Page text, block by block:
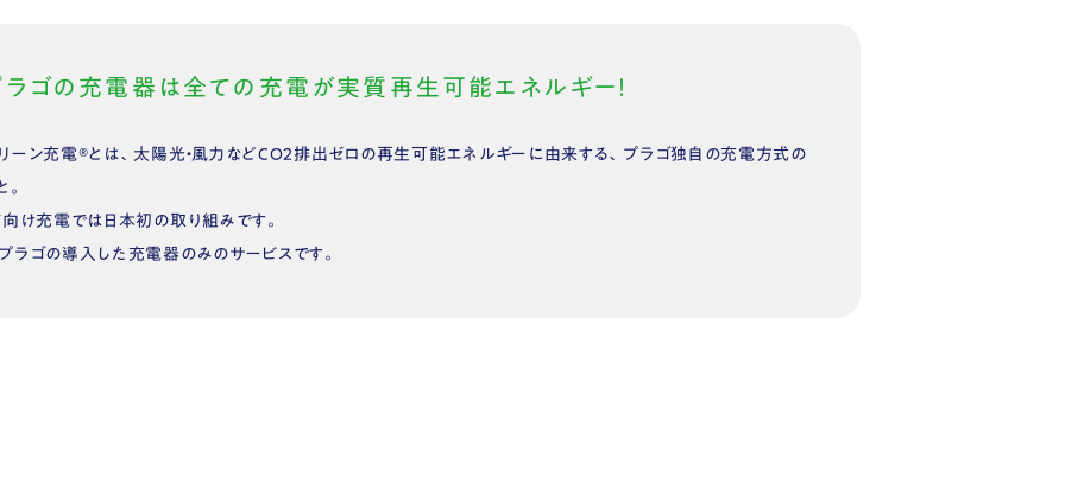
ラゴの充電器は全ての充電が実質再生可能エネルギー！
ーン充電®︎とは、太陽光・風力などCO2排出ゼロの再生可能エネルギーに由来する、プラゴ独自の充電方式の
。
け充電では日本初の取り組みです。
ラゴの導入した充電器のみのサービスです。